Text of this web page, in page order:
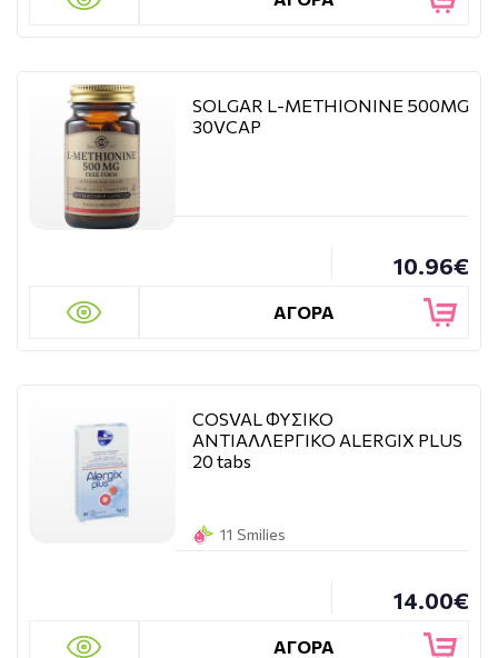
SOLGAR L-METHIONINE 500MG
30VCAP
10.96€
ΑΓΟΡΑ
COSVAL ΦΥΣΙΚΟ
ΑΝΤΙΑΛΛΕΡΓΙΚΟ ALERGIX PLUS
20 tabs
11 Smilies
14.00€
ΑΓΟΡΑ